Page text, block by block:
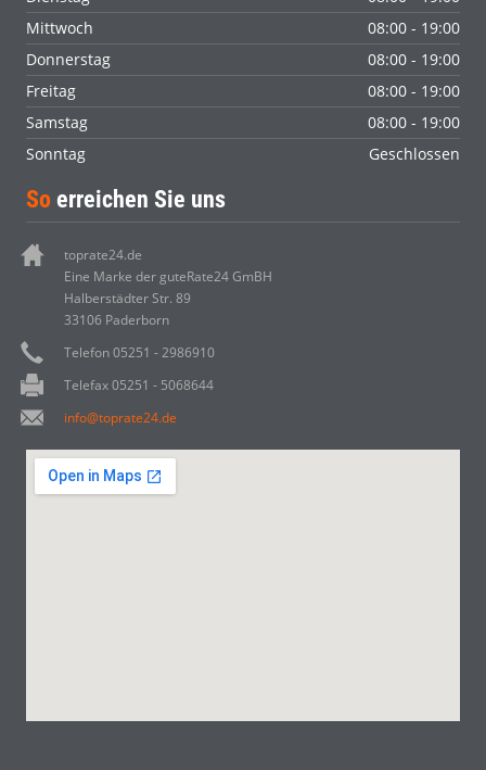
Mittwoch
08:00 - 19:00
Donnerstag
08:00 - 19:00
Freitag
08:00 - 19:00
Samstag
08:00 - 19:00
Sonntag
Geschlossen
So erreichen Sie uns
toprate24.de
Eine Marke der guteRate24 GmBH
Halberstädter Str. 89
33106 Paderborn
Telefon 05251 - 2986910
Telefax 05251 - 5068644
info@toprate24.de